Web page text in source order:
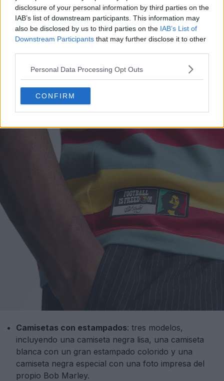
disclosure of your personal information by third parties on the
IAB’s list of downstream participants. This information may
also be disclosed by us to third parties on the IAB’s List of
Downstream Participants that may further disclose it to other
Personal Data Processing Opt Outs
CONFIRM
Camisetas con estampados: tres modelos,
incluyendo una camiseta negra lisa, una camiseta
blanca con un gran estampado colorido y una
camiseta negra especial con una foto impresa del
propio Bob Marley.